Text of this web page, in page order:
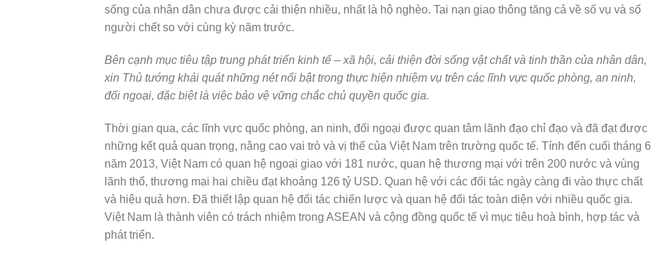
sống của nhân dân chưa được cải thiện nhiều, nhất là hộ nghèo. Tai nạn giao thông tăng cả về số vụ và số
người chết so với cùng kỳ năm trước.
Bên cạnh mục tiêu tập trung phát triển kinh tế – xã hội, cải thiện đời sống vật chất và tinh thần của nhân dân,
xin Thủ tướng khái quát những nét nổi bật trong thực hiện nhiệm vụ trên các lĩnh vực quốc phòng, an ninh,
đối ngoại, đặc biệt là việc bảo vệ vững chắc chủ quyền quốc gia.
Thời gian qua, các lĩnh vực quốc phòng, an ninh, đối ngoại được quan tâm lãnh đạo chỉ đạo và đã đạt được
những kết quả quan trọng, nâng cao vai trò và vị thế của Việt Nam trên trường quốc tế. Tính đến cuối tháng 6
năm 2013, Việt Nam có quan hệ ngoại giao với 181 nước, quan hệ thương mại với trên 200 nước và vùng
lãnh thổ, thương mại hai chiều đạt khoảng 126 tỷ USD. Quan hệ với các đối tác ngày càng đi vào thực chất
và hiệu quả hơn. Đã thiết lập quan hệ đối tác chiến lược và quan hệ đối tác toàn diện với nhiều quốc gia.
Việt Nam là thành viên có trách nhiệm trong ASEAN và cộng đồng quốc tế vì mục tiêu hoà bình, hợp tác và
phát triển.